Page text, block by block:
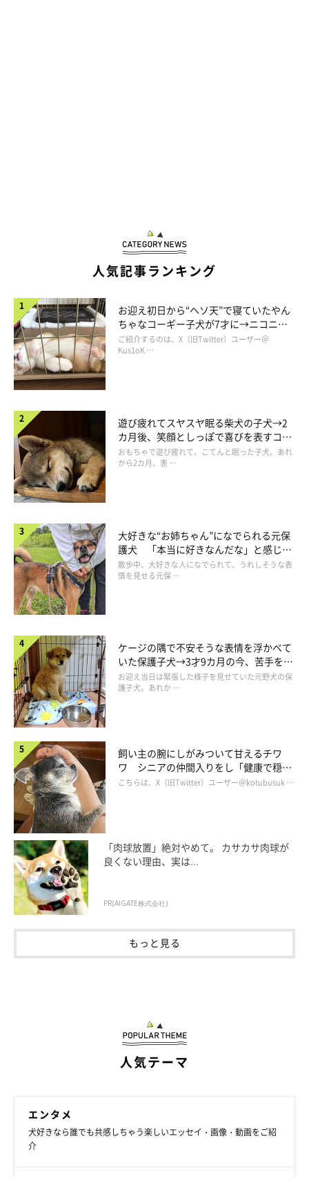
人気記事ランキング
お迎え初日から“ヘソ天”で寝ていたやん
ちゃなコーギー子犬が7才に→ニコニ
コ“コーギースマイル”が魅力のコに成
長！
ご紹介するのは、X（旧Twitter）ユーザー＠
Kus1oK …
遊び疲れてスヤスヤ眠る柴犬の子犬→2
カ月後、笑顔としっぽで喜びを表すコに
成長！
おもちゃで遊び疲れて、こてんと眠った子犬。あれ
から2カ月、表 …
大好きな“お姉ちゃん”になでられる元保
護犬 「本当に好きなんだな」と感じる
表情にほっこり
散歩中、大好きな人になでられて、うれしそうな表
情を見せる元保 …
ケージの隅で不安そうな表情を浮かべて
いた保護子犬→3才9カ月の今、苦手を克
服し頼もしいコに成長！
お迎え当日は緊張した様子を見せていた元野犬の保
護子犬。あれか …
飼い主の腕にしがみついて甘えるチワ
ワ シニアの仲間入りをし「健康で穏や
かな暮らしが続いてほしい」と願う
こちらは、X（旧Twitter）ユーザー＠kotubusuk …
「肉球放置」絶対やめて。 カサカサ肉球が
良くない理由、実は...
PR(AIGATE株式会社)
もっと見る
人気テーマ
エンタメ
犬好きなら誰でも共感しちゃう楽しいエッセイ・画像・動画をご紹
介